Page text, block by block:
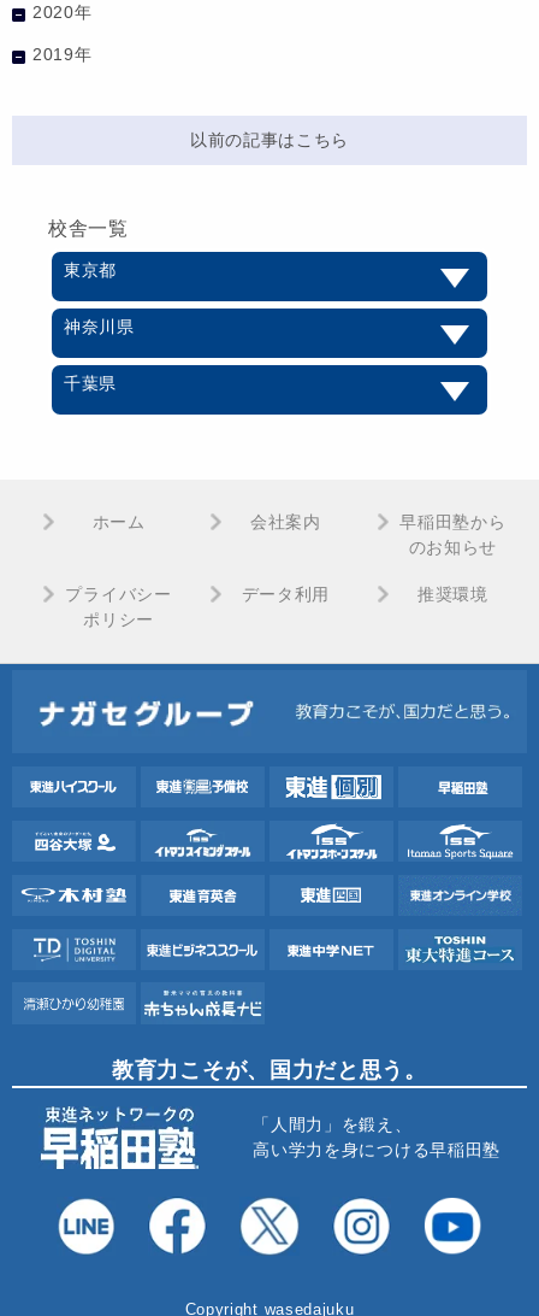
2020年
2019年
以前の記事はこちら
校舎一覧
東京都
神奈川県
千葉県
ホーム 会社案内
早稲田塾から
のお知らせ
プライバシー
ポリシー
データ利用 推奨環境
教育力こそが、国力だと思う。
「人間力」を鍛え、
高い学力を身につける早稲田塾
Copyright wasedajuku